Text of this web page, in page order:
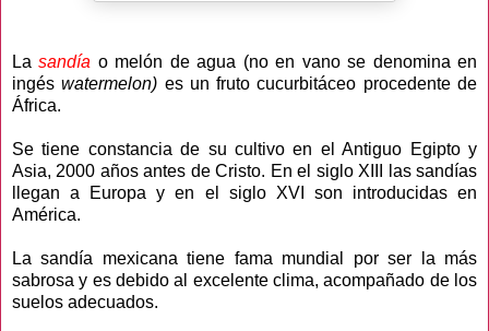
Lasandía o melón de agua (no en vano se denomina en
ingéswatermelon) es un fruto cucurbitáceo procedente de
África.
Se tiene constancia de su cultivo en el Antiguo Egipto y
Asia, 2000 años antes de Cristo. En el siglo XIII las sandías
llegan a Europa y en el siglo XVI son introducidas en
América.
La sandía mexicana tiene fama mundial por ser la más
sabrosa y es debido al excelente clima, acompañado de los
suelos adecuados.